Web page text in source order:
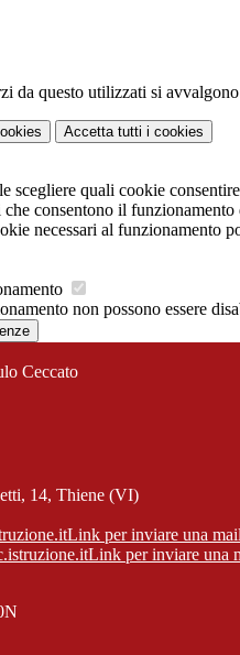
da questo utilizzati si
Accetta tutti i cookies
scegliere quali cookie
consentono il
necessari al funzionamento
non possono essere
Ceccato
14, Thiene (VI)
Link per inviare una mail
Link per inviare una